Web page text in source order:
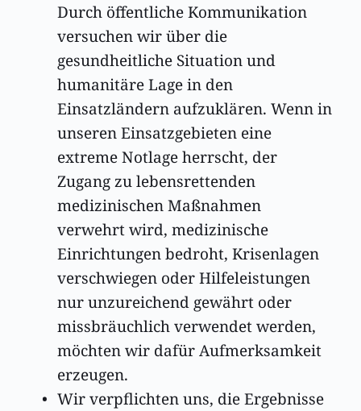
Durch öffentliche Kommunikation
versuchen wir über die
gesundheitliche Situation und
humanitäre Lage in den
Einsatzländern aufzuklären. Wenn in
unseren Einsatzgebieten eine
extreme Notlage herrscht, der
Zugang zu lebensrettenden
medizinischen Maßnahmen
verwehrt wird, medizinische
Einrichtungen bedroht, Krisenlagen
verschwiegen oder Hilfeleistungen
nur unzureichend gewährt oder
missbräuchlich verwendet werden,
möchten wir dafür Aufmerksamkeit
erzeugen.
Wir verpflichten uns, die Ergebnisse